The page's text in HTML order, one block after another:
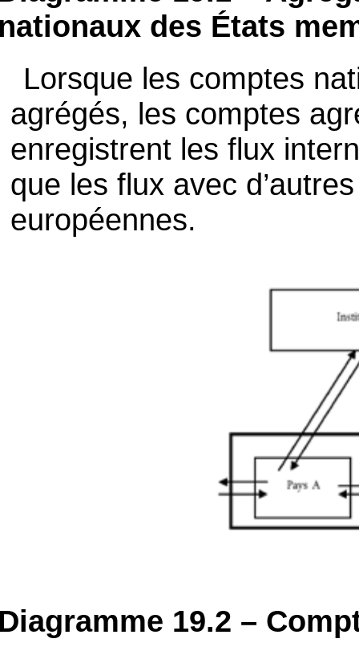
des États
Lorsque les comptes
agrégés, les comptes
enregistrent les flux
que les flux avec
européennes.
19.2 –